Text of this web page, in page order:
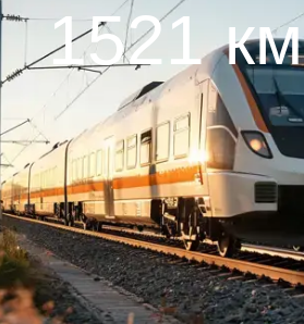
1521 км